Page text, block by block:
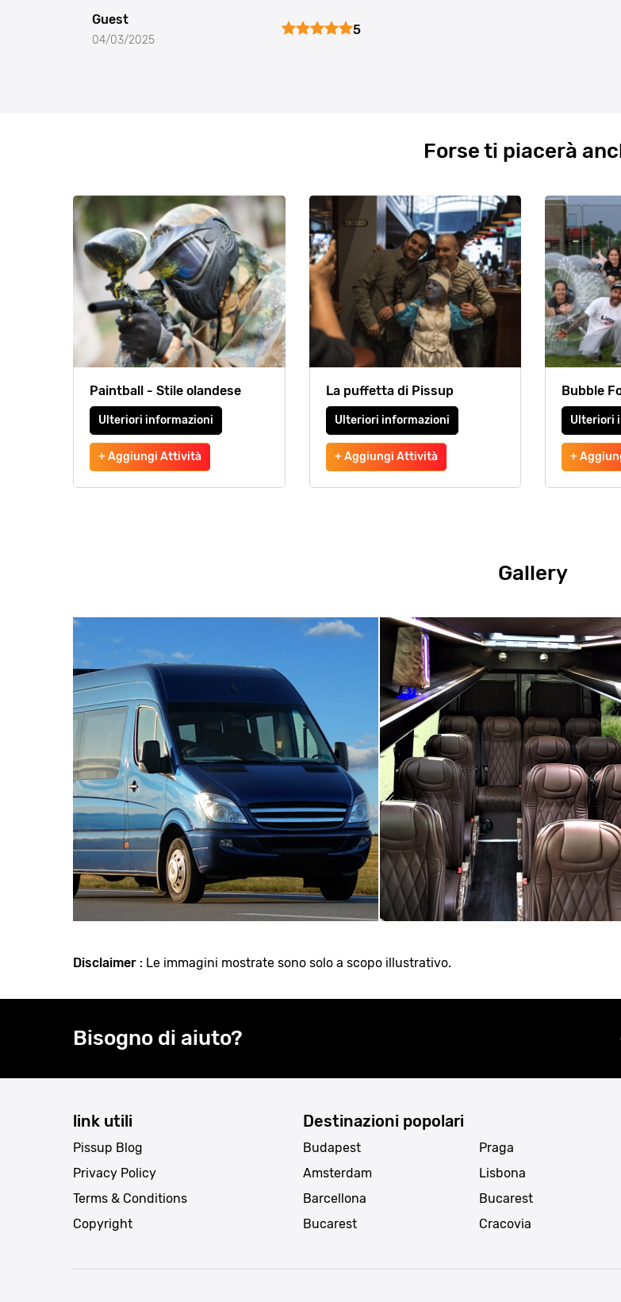
Guest
04/03/2025
5
Forse ti piacerà
Paintball - Stile olandese
Ulteriori informazioni
+ Aggiungi Attività
La puffetta di Pissup
Ulteriori informazioni
+ Aggiungi Attività
Bubble
Ulteriori
+
Gallery
Disclaimer : Le immagini mostrate sono solo a scopo illustrativo.
Bisogno di aiuto?
link utili
Pissup Blog
Privacy Policy
Terms & Conditions
Copyright
Destinazioni popolari
Budapest
Amsterdam
Barcellona
Bucarest
Praga
Lisbona
Bucarest
Cracovia